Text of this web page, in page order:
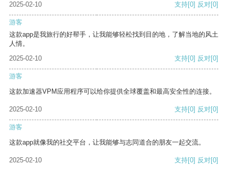
2025-02-10 支持[0] 反对[0]
游客
这款app是我旅行的好帮手，让我能够轻松找到目的地，了解当地的风土
人情。
2025-02-10
支持[0] 反对[0]
游客
这款加速器VPM应用程序可以给你提供全球覆盖和最高安全性的连接。
2025-02-10 支持[0] 反对[0]
游客
这款app就像我的社交平台，让我能够与志同道合的朋友一起交流。
2025-02-10 支持[0] 反对[0]